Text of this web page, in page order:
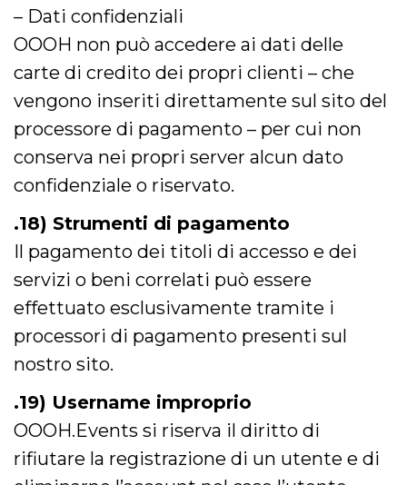
– Dati confidenziali
OOOH non può accedere ai dati delle
carte di credito dei propri clienti – che
vengono inseriti direttamente sul sito del
processore di pagamento – per cui non
conserva nei propri server alcun dato
confidenziale o riservato.
.18) Strumenti di pagamento
Il pagamento dei titoli di accesso e dei
servizi o beni correlati può essere
effettuato esclusivamente tramite i
processori di pagamento presenti sul
nostro sito.
.19) Username improprio
OOOH.Events si riserva il diritto di
rifiutare la registrazione di un utente e di